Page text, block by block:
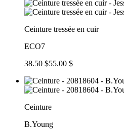
Ceinture tressée en cuir
ECO7
38.50 $55.00 $
Ceinture
B.Young